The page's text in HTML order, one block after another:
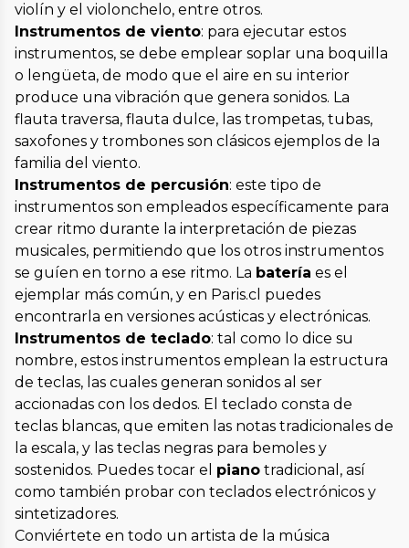
violín y el violonchelo, entre otros.
Instrumentos de viento: para ejecutar estos
instrumentos, se debe emplear soplar una boquilla
o lengüeta, de modo que el aire en su interior
produce una vibración que genera sonidos. La
flauta traversa, flauta dulce, las trompetas, tubas,
saxofones y trombones son clásicos ejemplos de la
familia del viento.
Instrumentos de percusión: este tipo de
instrumentos son empleados específicamente para
crear ritmo durante la interpretación de piezas
musicales, permitiendo que los otros instrumentos
se guíen en torno a ese ritmo. La batería es el
ejemplar más común, y en Paris.cl puedes
encontrarla en versiones acústicas y electrónicas.
Instrumentos de teclado: tal como lo dice su
nombre, estos instrumentos emplean la estructura
de teclas, las cuales generan sonidos al ser
accionadas con los dedos. El teclado consta de
teclas blancas, que emiten las notas tradicionales de
la escala, y las teclas negras para bemoles y
sostenidos. Puedes tocar el piano tradicional, así
como también probar con teclados electrónicos y
sintetizadores.
Conviértete en todo un artista de la música